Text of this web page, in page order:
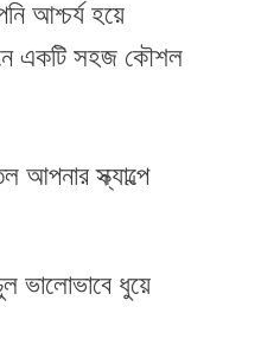
আশ্চর্য হয়ে
একটি সহজ কৌশল
স্ক্যাল্পে
ভালোভাবে ধুয়ে